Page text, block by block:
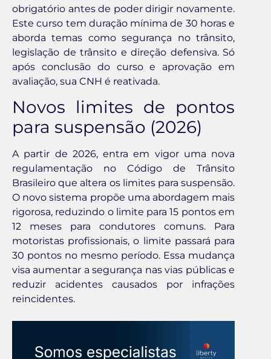
obrigatório antes de poder dirigir novamente.
Este curso tem duração mínima de 30 horas e
aborda temas como segurança no trânsito,
legislação de trânsito e direção defensiva. Só
após conclusão do curso e aprovação em
avaliação, sua CNH é reativada.
Novos limites de pontos
para suspensão (2026)
A partir de 2026, entra em vigor uma nova
regulamentação no Código de Trânsito
Brasileiro que altera os limites para suspensão.
O novo sistema propõe uma abordagem mais
rigorosa, reduzindo o limite para 15 pontos em
12 meses para condutores comuns. Para
motoristas profissionais, o limite passará para
30 pontos no mesmo período. Essa mudança
visa aumentar a segurança nas vias públicas e
reduzir acidentes causados por infrações
reincidentes.